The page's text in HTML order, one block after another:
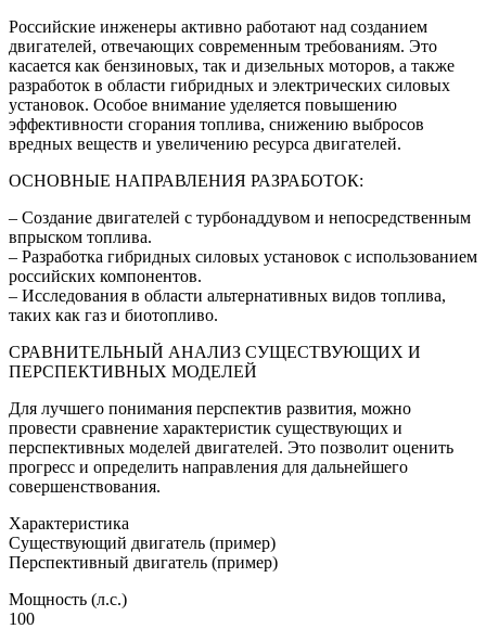
Российские инженеры активно работают над созданием
двигателей, отвечающих современным требованиям. Это
касается как бензиновых, так и дизельных моторов, а также
разработок в области гибридных и электрических силовых
установок. Особое внимание уделяется повышению
эффективности сгорания топлива, снижению выбросов
вредных веществ и увеличению ресурса двигателей.
ОСНОВНЫЕ НАПРАВЛЕНИЯ РАЗРАБОТОК:
– Создание двигателей с турбонаддувом и непосредственным
впрыском топлива.
– Разработка гибридных силовых установок с использованием
российских компонентов.
– Исследования в области альтернативных видов топлива,
таких как газ и биотопливо.
СРАВНИТЕЛЬНЫЙ АНАЛИЗ СУЩЕСТВУЮЩИХ И
ПЕРСПЕКТИВНЫХ МОДЕЛЕЙ
Для лучшего понимания перспектив развития, можно
провести сравнение характеристик существующих и
перспективных моделей двигателей. Это позволит оценить
прогресс и определить направления для дальнейшего
совершенствования.
Характеристика
Существующий двигатель (пример)
Перспективный двигатель (пример)
Мощность (л.с.)
100